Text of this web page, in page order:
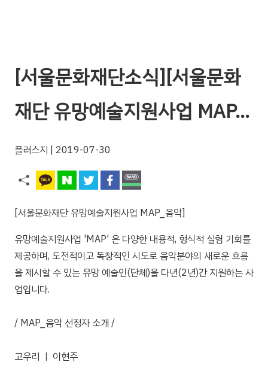
[서울문화재단소식][서울문화
재단 유망예술지원사업 MAP…
플러스지 | 2019-07-30
[서울문화재단 유망예술지원사업 MAP_음악]
유망예술지원사업 'MAP' 은 다양한 내용적, 형식적 실험 기회를
제공하며, 도전적이고 독창적인 시도로 음악분야의 새로운 흐름
을 제시할 수 있는 유망 예술인(단체)을 다년(2년)간 지원하는 사
업입니다.
/ MAP_음악 선정자 소개 /
고우리 ㅣ 이현주